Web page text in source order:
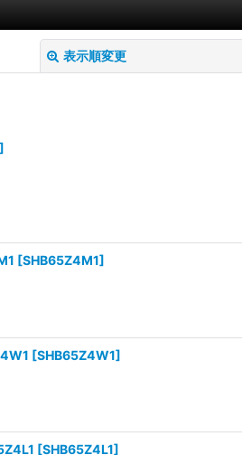
表示順変更
]
[SHB65Z4M1]
[SHB65Z4W1]
[SHB65Z4L1]